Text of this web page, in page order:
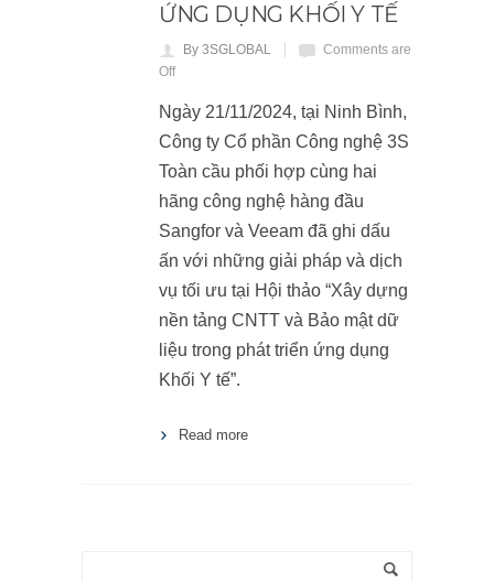
ỨNG DỤNG KHỐI Y TẾ
By 3SGLOBAL
Comments are
Off
Ngày 21/11/2024, tại Ninh Bình,
Công ty Cổ phần Công nghệ 3S
Toàn cầu phối hợp cùng hai
hãng công nghệ hàng đầu
Sangfor và Veeam đã ghi dấu
ấn với những giải pháp và dịch
vụ tối ưu tại Hội thảo “Xây dựng
nền tảng CNTT và Bảo mật dữ
liệu trong phát triển ứng dụng
Khối Y tế”.
Read more